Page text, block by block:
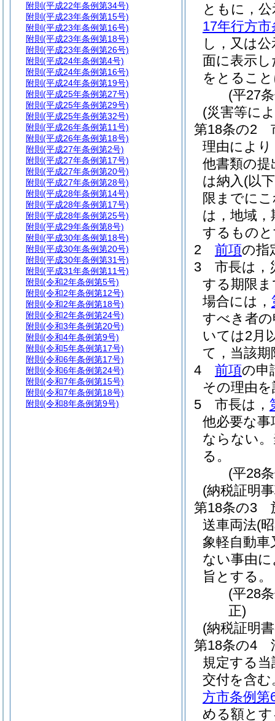
ともに，
17年行方
し，又は
面に表示
をとるこ
(平27
(災害等に
第18条の2
理由によ
他書類の提
は納入(以
限までに
は，地域
するもの
2
前項の指
3
市長は，
する期限
場合には，
すべき者
いては2月
て，当該
4
前項の申
その理由
5
市長は，
他必要な
ならない。
る。
(平28
(納税証明
第18条の3
送車両法(
象軽自動
ない事由
旨とする。
(平28
正)
(納税証明
第18条の4
規定する
交付を含む
方市条例第
める額と
附則 (平成22年条例第34号)
附則 (平成23年条例第15号)
附則 (平成23年条例第16号)
附則 (平成23年条例第18号)
附則 (平成23年条例第26号)
附則 (平成24年条例第4号)
附則 (平成24年条例第16号)
附則 (平成24年条例第19号)
附則 (平成25年条例第27号)
附則 (平成25年条例第29号)
附則 (平成25年条例第32号)
附則 (平成26年条例第11号)
附則 (平成26年条例第18号)
附則 (平成27年条例第2号)
附則 (平成27年条例第17号)
附則 (平成27年条例第20号)
附則 (平成27年条例第28号)
附則 (平成28年条例第14号)
附則 (平成28年条例第17号)
附則 (平成28年条例第25号)
附則 (平成29年条例第8号)
附則 (平成30年条例第18号)
附則 (平成30年条例第20号)
附則 (平成30年条例第31号)
附則 (平成31年条例第11号)
附則 (令和2年条例第5号)
附則 (令和2年条例第12号)
附則 (令和2年条例第18号)
附則 (令和2年条例第24号)
附則 (令和3年条例第20号)
附則 (令和4年条例第9号)
附則 (令和5年条例第17号)
附則 (令和6年条例第17号)
附則 (令和6年条例第24号)
附則 (令和7年条例第15号)
附則 (令和7年条例第18号)
附則 (令和8年条例第9号)